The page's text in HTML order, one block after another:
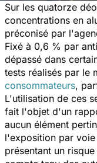
Sur les quatorze
concentrations en
préconisé par
Fixé à 0,6 % par
dépassé dans
tests réalisés par le
consommateurs,
L'utilisation de ces
fait l'objet d'un
aucun élément
l'exposition par
présentant un